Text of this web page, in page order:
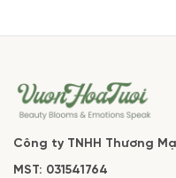
Công ty TNHH Thương
MST: 031541764